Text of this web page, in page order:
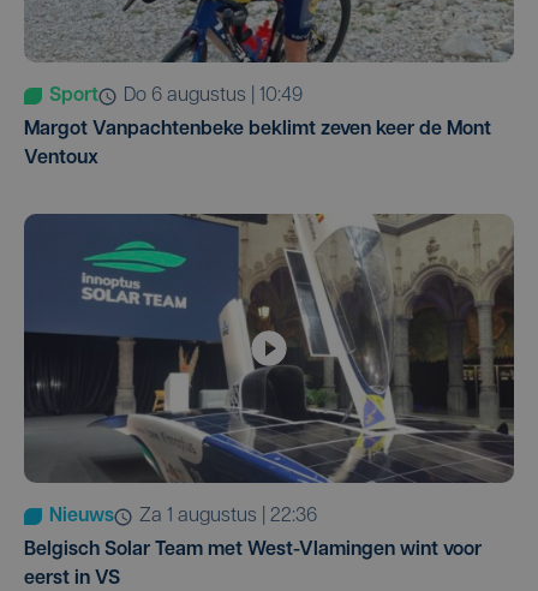
Sport
do 6 augustus | 10:49
Margot Vanpachtenbeke beklimt zeven keer de Mont
Ventoux
Nieuws
za 1 augustus | 22:36
Belgisch Solar Team met West-Vlamingen wint voor
eerst in VS